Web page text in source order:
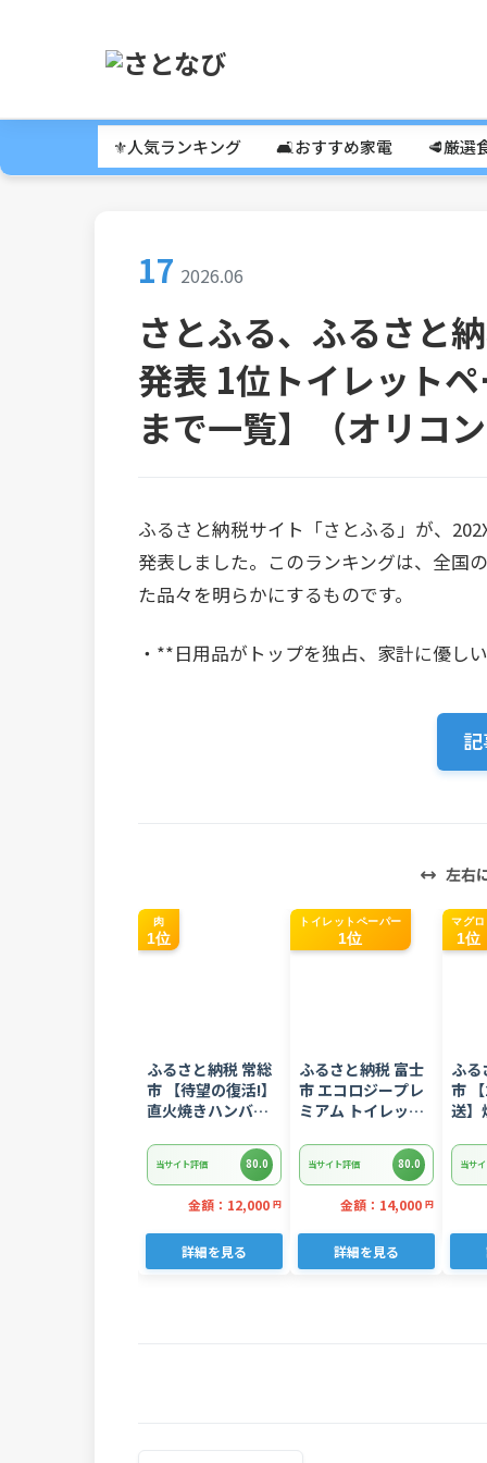
⚜️人気ランキング 🛋️おすすめ家電 🥩厳選
17 2026.06
さとふる、ふるさと
発表 1位トイレット
まで一覧】（オリコ
ふるさと納税サイト「さとふる」が、
発表しました。このランキングは、全国
た品々を明らかにするものです。
・**日用品がトップを独占、家計に優し
左右
肉
1位
ふるさと納税 常総
市 【待望の復活!】
直火焼きハンバー
ス 3kg 22個入り
当サイト評価 80.0
金額：12,000 円
詳細を見る
トイレットペーパー
1位
ふるさと納税 富士
市 エコロジープレ
ミアム トイレット
ロール 日用品 人気
当サイト評価 80.0
金額：14,000 円
詳細を見る
マグロ
1位
ふる
市
送】
ぎ
当サ